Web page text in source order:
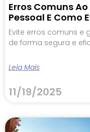
Erros Comuns
Pessoal E Como
Evite erros comuns e
de forma segura e
Leia Mais
11/19/2025